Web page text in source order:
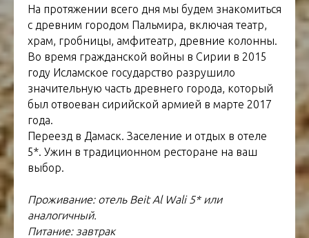
На протяжении всего дня мы будем знакомиться
с древним городом Пальмира, включая театр,
храм, гробницы, амфитеатр, древние колонны.
Во время гражданской войны в Сирии в 2015
году Исламское государство разрушило
значительную часть древнего города, который
был отвоеван сирийской армией в марте 2017
года.
Переезд в Дамаск. Заселение и отдых в отеле
5*. Ужин в традиционном ресторане на ваш
выбор.
Проживание: отель Beit Al Wali 5* или
аналогичный.
Питание: завтрак